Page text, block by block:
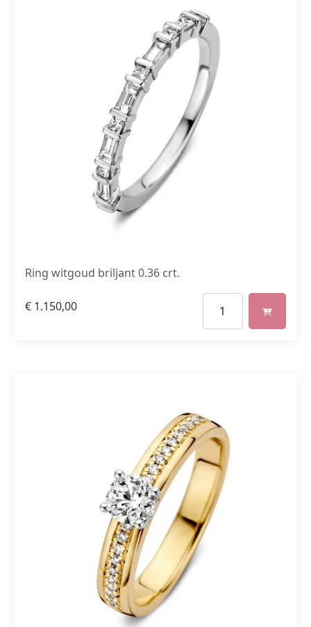
Ring witgoud briljant 0.36 crt.
€ 1.150,00